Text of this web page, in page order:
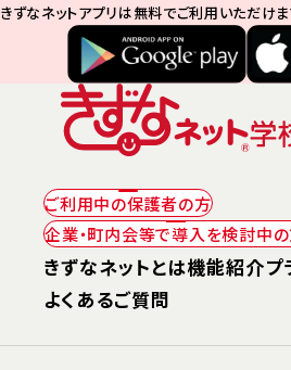
きずなネットアプリは無料でご利用いただけま
ご利用中の保護者の方
企業・町内会等で導入を検討中
きずなネットとは機能紹介プ
よくあるご質問